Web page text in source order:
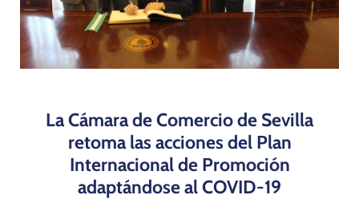
La Cámara de Comercio de Sevilla
retoma las acciones del Plan
Internacional de Promoción
adaptándose al COVID-19